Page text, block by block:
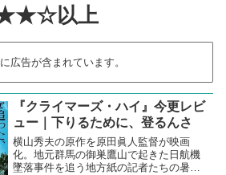
以上
広告が含まれています。
『クライマーズ・ハイ』今更レビ
ュー｜下りるために、登るんさ
横山秀夫の原作を原田眞人監督が映画
化。地元群馬の御巣鷹山で起きた日航機
墜落事件を追う地方紙の記者たちの暑い